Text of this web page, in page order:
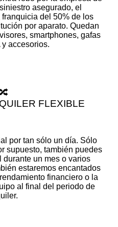
asegurado, el
del 50% de los
por aparato. Quedan
smartphones, gafas
accesorios.
FLEXIBLE
por tan sólo un día. Sólo
supuesto, también puedes
un mes o varios
estaremos encantados
financiero o la
al final del periodo de